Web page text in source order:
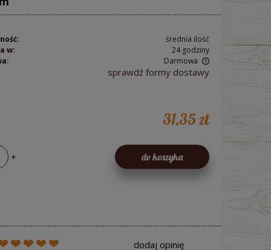
średnia ilość
w:
24 godziny
Darmowa
sprawdź formy dostawy
31,35 zł
+
do koszyka
dodaj opinię